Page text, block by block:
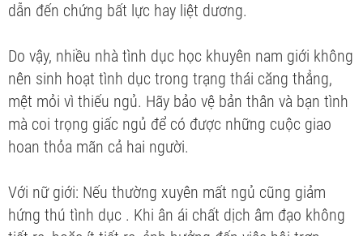
dẫn đến chứng bất lực hay liệt dương.
Do vậy, nhiều nhà tình dục học khuyên nam giới không
nên sinh hoạt tình dục trong trạng thái căng thẳng,
mệt mỏi vì thiếu ngủ. Hãy bảo vệ bản thân và bạn tình
mà coi trọng giấc ngủ để có được những cuộc giao
hoan thỏa mãn cả hai người.
Với nữ giới: Nếu thường xuyên mất ngủ cũng giảm
hứng thú tình dục . Khi ân ái chất dịch âm đạo không